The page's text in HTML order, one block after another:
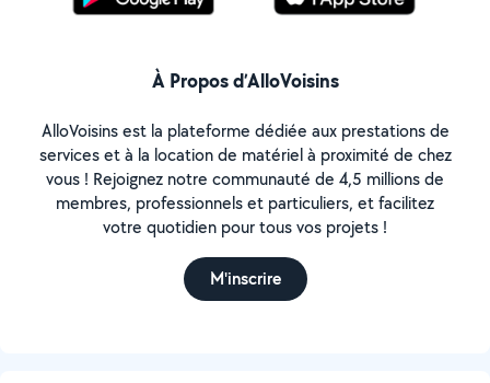
À Propos d’AlloVoisins
AlloVoisins est la plateforme dédiée aux prestations de
services et à la location de matériel à proximité de chez
vous ! Rejoignez notre communauté de 4,5 millions de
membres, professionnels et particuliers, et facilitez
votre quotidien pour tous vos projets !
M'inscrire